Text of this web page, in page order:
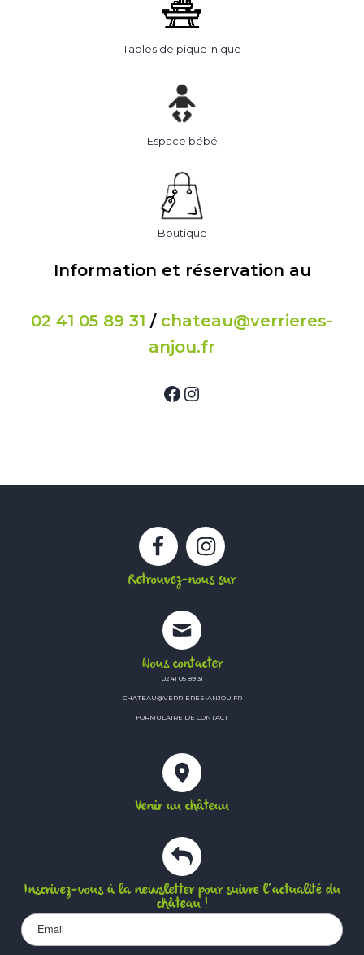
Tables de pique-nique
Espace bébé
Boutique
Information et réservation au
02 41 05 89 31 / chateau@verrieres-
anjou.fr
Facebook
Instagram
Retrouvez-nous sur
FacebookInstagram
Nous contacter
02 41 05 89 31
CHATEAU@VERRIERES-ANJOU.FR
FORMULAIRE DE CONTACT
Venir au château
Inscrivez-vous à la newsletter pour suivre l’actualité du
château !